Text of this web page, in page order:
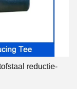
reductie-